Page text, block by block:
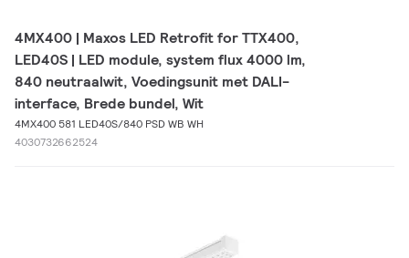
4MX400 | Maxos LED Retrofit for TTX400,
LED40S | LED module, system flux 4000 lm,
840 neutraalwit, Voedingsunit met DALI-
interface, Brede bundel, Wit
4MX400 581 LED40S/840 PSD WB WH
4030732662524